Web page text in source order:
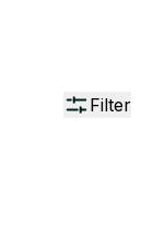
Filter